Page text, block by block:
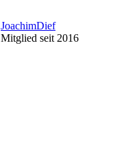
JoachimDief
Mitglied seit 2016